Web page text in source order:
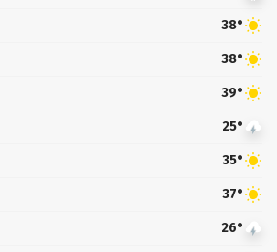
38°
38°
39°
25°
35°
37°
26°